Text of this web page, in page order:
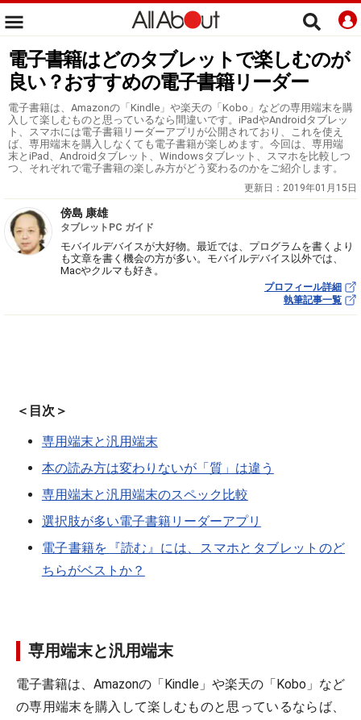
電子書籍はどのタブレットで楽しむのが
良い？おすすめの電子書籍リーダー
電子書籍は、Amazonの「Kindle」や楽天の「Kobo」などの専用端末を購
入して楽しむものと思っているなら間違いです。iPadやAndroidタブレッ
ト、スマホには電子書籍リーダーアプリが公開されており、これを使え
ば、専用端末を購入しなくても電子書籍が楽しめます。今回は、専用端
末とiPad、Androidタブレット、Windowsタブレット、スマホを比較しつ
つ、それぞれで電子書籍の楽しみ方がどう変わるのかをご紹介します。
更新日： 2019年01月15日
傍島 康雄
タブレットPC ガイド
モバイルデバイスが大好物。最近では、プログラムを書くより
も文章を書く機会の方が多い。モバイルデバイス以外では、
Macやクルマも好き。
プロフィール詳細
執筆記事一覧
＜目次＞
専用端末と汎用端末
本の読み方は変わりないが「質」は違う
専用端末と汎用端末のスペック比較
選択肢が多い電子書籍リーダーアプリ
電子書籍を『読む』には、スマホとタブレットのど
ちらがベストか？
専用端末と汎用端末
電子書籍は、Amazonの「Kindle」や楽天の「Kobo」など
の専用端末を購入して楽しむものと思っているならば、